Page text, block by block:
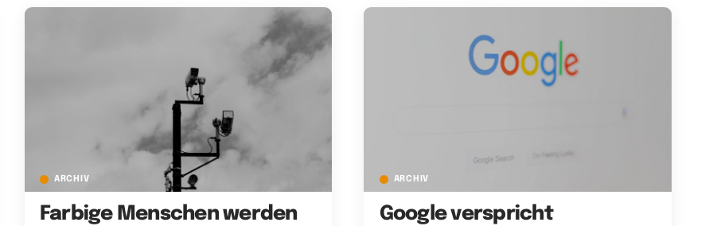
ARCHIV
Farbige Menschen werden
ARCHIV
Google verspricht